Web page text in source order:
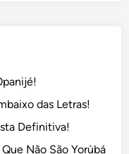
das Letras!
Definitiva!
Não São Yorùbá